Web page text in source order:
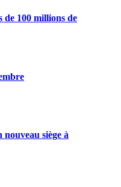
100 millions de
siège à